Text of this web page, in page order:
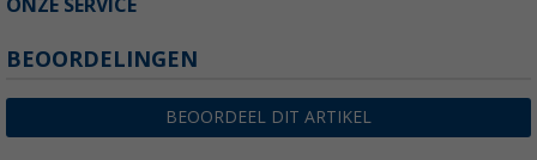
ONZE SERVICE
BEOORDELINGEN
BEOORDEEL DIT ARTIKEL